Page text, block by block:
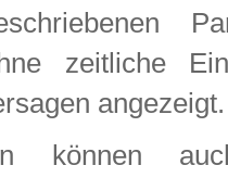
zeitliche
angezeigt.
können